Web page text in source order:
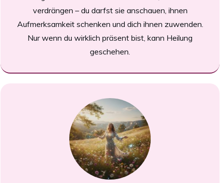
verdrängen – du darfst sie anschauen, ihnen
Aufmerksamkeit schenken und dich ihnen zuwenden.
Nur wenn du wirklich präsent bist, kann Heilung
geschehen.